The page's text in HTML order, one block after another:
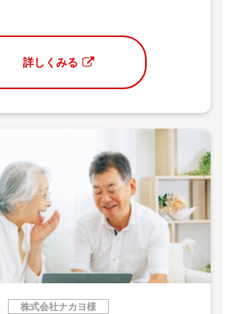
詳しくみる
株式会社ナカヨ様